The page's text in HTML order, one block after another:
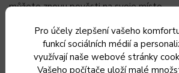
Pro účely zlepšení vašeho
funkcí sociálních médií a
využívají naše webové stránky
Vašeho počítače uloží malé
můžete znovu pověsti na svoje místo.
Pohrabáč (Ash Tool) má vlastně dvojí
pomocí něj odstraníte z Big Green
ho můžete použít i na rovnoměrné